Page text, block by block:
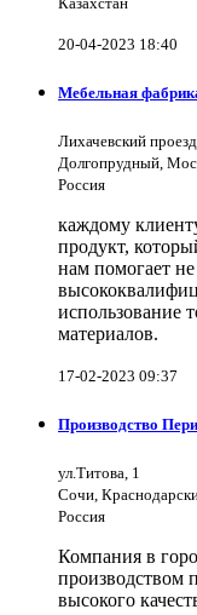
20-04-2023 18:40
Мебельная
Лихачевский
Долгопрудный,
Россия
каждому
продукт,
нам помогает
использование
материалов.
17-02-2023 09:37
Производство
ул.Титова, 1
Сочи,
Россия
Компания в
производством
высокого